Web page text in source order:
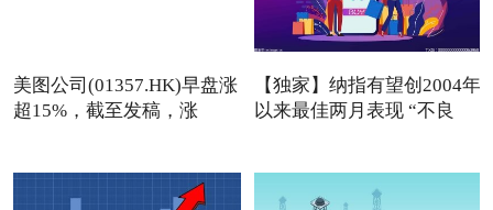
美图公司(01357.HK)早盘涨
超15%，截至发稿，涨
【独家】纳指有望创2004年
以来最佳两月表现 “不良